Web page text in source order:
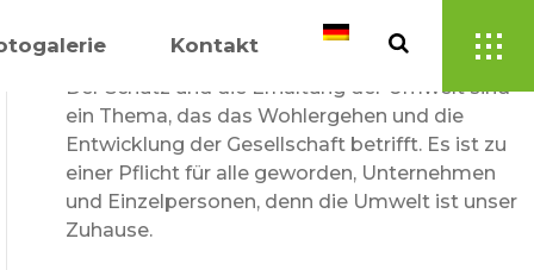
Kontakt
SAVE THE MATERIALS
Der Schutz und die Erhaltung der Umwelt sind
ein Thema, das das Wohlergehen und die
Entwicklung der Gesellschaft betrifft. Es ist zu
einer Pflicht für alle geworden, Unternehmen
und Einzelpersonen, denn die Umwelt ist unser
Zuhause.